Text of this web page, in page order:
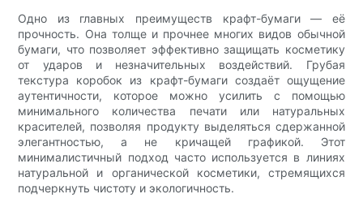
Одно из главных преимуществ крафт-бумаги — её
прочность. Она толще и прочнее многих видов обычной
бумаги, что позволяет эффективно защищать косметику
от ударов и незначительных воздействий. Грубая
текстура коробок из крафт-бумаги создаёт ощущение
аутентичности, которое можно усилить с помощью
минимального количества печати или натуральных
красителей, позволяя продукту выделяться сдержанной
элегантностью, а не кричащей графикой. Этот
минималистичный подход часто используется в линиях
натуральной и органической косметики, стремящихся
подчеркнуть чистоту и экологичность.